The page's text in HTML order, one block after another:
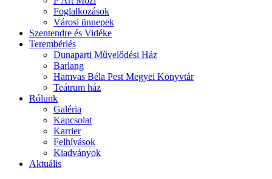
Foglalkozások
Városi ünnepek
Szentendre és Vidéke
Terembérlés
Dunaparti Művelődési Ház
Barlang
Hamvas Béla Pest Megyei Könyvtár
Teátrum ház
Rólunk
Galéria
Kapcsolat
Karrier
Felhívások
Kiadványok
Aktuális